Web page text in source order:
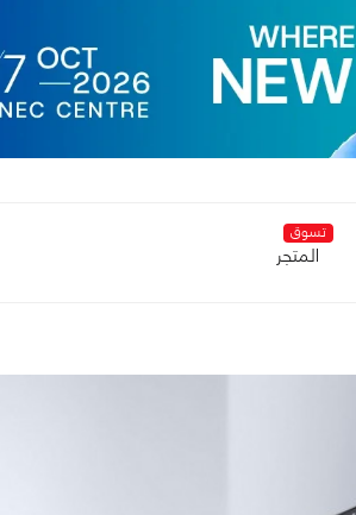
تسوق
المتجر